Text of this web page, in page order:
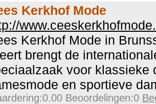
Kerkhof Mode
Kerkhof Mode in
brengt de
voor klassieke
en sportieve
Beoordelingen:0